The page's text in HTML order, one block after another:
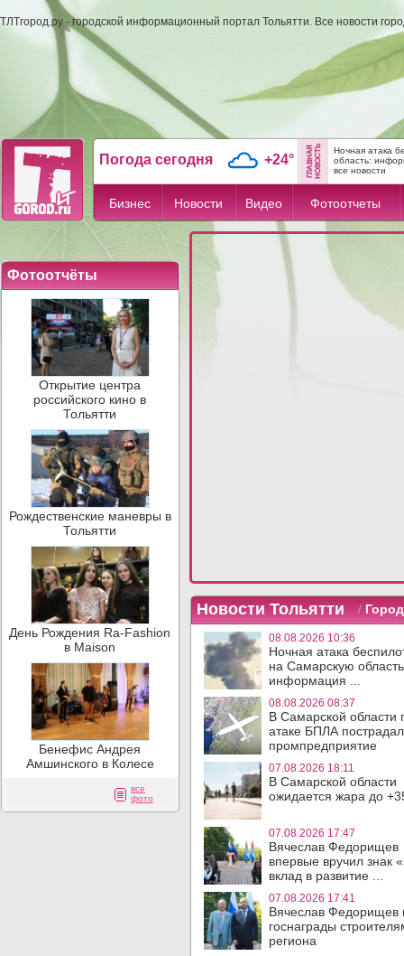
ТЛТгород.ру - городской информационный портал Тольятти. Все новости
Погода сегодня +24°
Ночная атака
область:
все новости
Бизнес Новости Видео Фотоотчеты
Фотоотчёты
Открытие центра
российского кино в
Тольятти
Рождественские маневры в
Тольятти
День Рождения Ra-Fashion
в Maison
Бенефис Андрея
Амшинского в Колесе
все
фото
Новости Тольятти / Город
08.08.2026 10:36
Ночная атака
на Самарскую
информация ...
08.08.2026 08:37
В Самарской области
атаке БПЛА
промпредприятие
07.08.2026 18:11
В Самарской области
ожидается жара до
07.08.2026 17:47
Вячеслав Федорищев
впервые вручил знак
вклад в развитие ...
07.08.2026 17:41
Вячеслав Федорищев
госнаграды
региона